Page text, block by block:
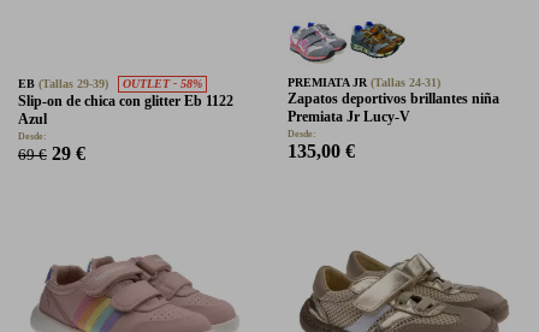
EB (Tallas 29-39) OUTLET - 58%
Slip-on de chica con glitter Eb 1122
Azul
Desde:
69 € 29 €
PREMIATA JR (Tallas 24-31)
Zapatos deportivos brillantes niña
Premiata Jr Lucy-V
Desde:
135,00 €